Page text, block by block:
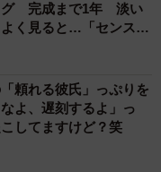
グ 完成まで1年 淡い
く見ると…「センスす
頼れる彼氏」っぷりを
よ、遅刻するよ」っ
してますけど？笑